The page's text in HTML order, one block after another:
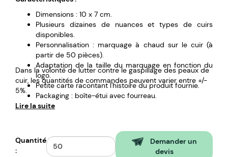
Dimensions : 10 x 7 cm.
Plusieurs dizaines de nuances et types de cuirs
disponibles.
Personnalisation : marquage à chaud sur le cuir (à
partir de 50 pièces).
Adaptation de la taille du marquage en fonction du
logo.
Petite carte racontant l'histoire du produit fournie.
Packaging : boîte-étui avec fourreau.
Dimensions marquage max : 4 x 7 cm.
Dans la volonté de lutter contre le gaspillage des peaux de
cuir, les quantités de commandes peuvent varier entre +/-
5%.
Lire la suite
Quantité
:
Demander un
devis